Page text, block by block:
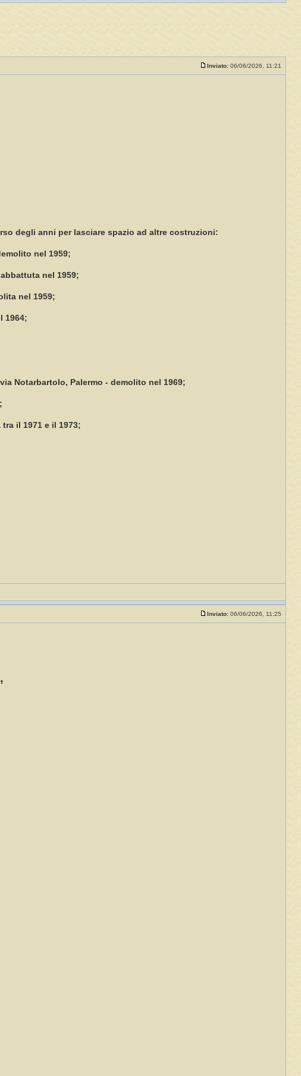
Inviato: 06/06/2026, 11:21
degli anni per lasciare spazio ad altre costruzioni:
nel 1959;
nel 1959;
nel 1959;
1964;
Notarbartolo, Palermo - demolito nel 1969;
il 1971 e il 1973;
Inviato: 06/06/2026, 11:25